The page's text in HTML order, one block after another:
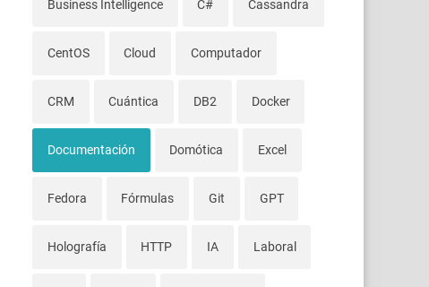
Business Intelligence C# Cassandra
CentOS Cloud Computador
CRM Cuántica DB2 Docker
Documentación Domótica Excel
Fedora Fórmulas Git GPT
Holografía HTTP IA Laboral